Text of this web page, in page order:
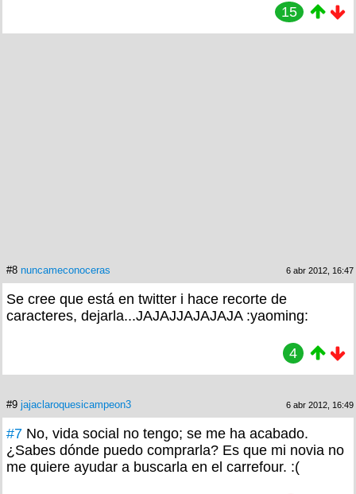
15
#8 nuncameconoceras 6 abr 2012, 16:47
Se cree que está en twitter i hace recorte de
caracteres, dejarla...JAJAJJAJAJAJA :yaoming:
4
#9 jajaclaroquesicampeon3 6 abr 2012, 16:49
#7 No, vida social no tengo; se me ha acabado.
¿Sabes dónde puedo comprarla? Es que mi novia no
me quiere ayudar a buscarla en el carrefour. :(